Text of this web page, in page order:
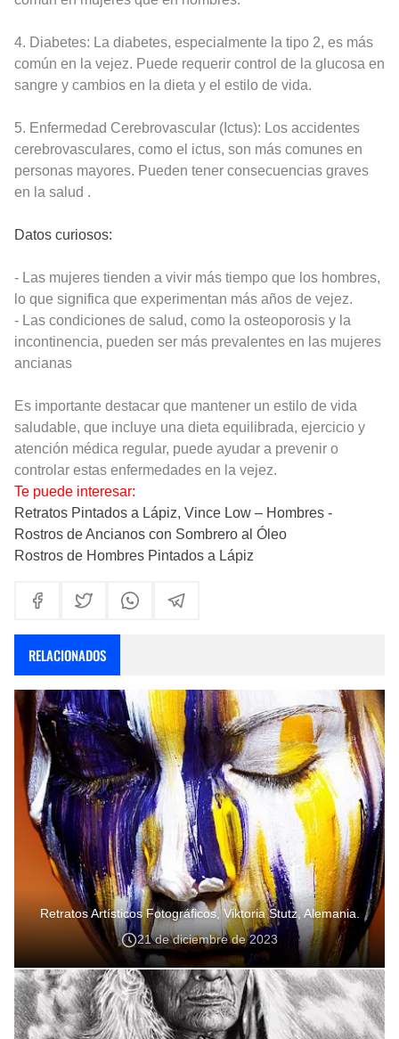
4. Diabetes: La diabetes, especialmente la tipo 2, es más
común en la vejez. Puede requerir control de la glucosa en
sangre y cambios en la dieta y el estilo de vida.
5. Enfermedad Cerebrovascular (Ictus): Los accidentes
cerebrovasculares, como el ictus, son más comunes en
personas mayores. Pueden tener consecuencias graves
en la salud .
Datos curiosos:
- Las mujeres tienden a vivir más tiempo que los hombres,
lo que significa que experimentan más años de vejez.
- Las condiciones de salud, como la osteoporosis y la
incontinencia, pueden ser más prevalentes en las mujeres
ancianas
Es importante destacar que mantener un estilo de vida
saludable, que incluye una dieta equilibrada, ejercicio y
atención médica regular, puede ayudar a prevenir o
controlar estas enfermedades en la vejez.
Te puede interesar:
Retratos Pintados a Lápiz, Vince Low – Hombres -
Rostros de Ancianos con Sombrero al Óleo
Rostros de Hombres Pintados a Lápiz
RELACIONADOS
Retratos Artísticos Fotográficos, Viktoria Stutz, Alemania.
21 de diciembre de 2023